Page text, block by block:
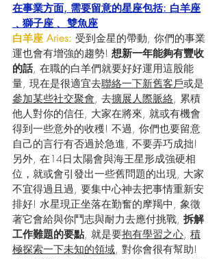
在事業方面, 需要留意的星座包括: 白羊座
﹑獅子座﹑ 雙魚座
白羊座 Aries: 受到金星的帶動, 你們的事業
運也會有增強的趨勢! 想新一年能夠有豐收
的話, 在職的白羊們就要好好運用這股能
量, 現在是很適宜去聯絡一下新舊客戶或是
參加某些社交聚會, 去擴展人際脈絡, 累積
他人對你的信任, 大家在將來, 就或有機會
得到一些意外的收穫! 不過, 你們也要留意
自己的言行有否過於急進, 不要弄巧成拙!
另外, 在14日太陽會與海王星形成強硬相
位，就或會引發出一些舊問題的出現, 大家
不宜得過且過, 要集中心神去把事情重新安
排好! 水星現正坐落在勤奮的摩羯中, 象徵
著它會給與你鬥志與耐力去應付挑戰, 拆解
工作難題的要點, 就是要抱有學習之心, 積
極探索一下未知的領域, 對你會很有幫助!